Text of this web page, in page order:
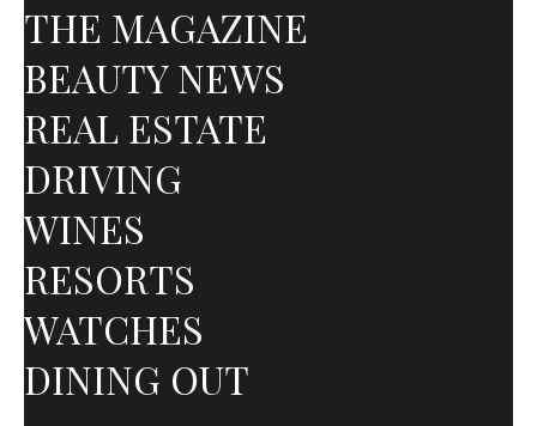
THE MAGAZINE
BEAUTY NEWS
REAL ESTATE
DRIVING
WINES
RESORTS
WATCHES
DINING OUT